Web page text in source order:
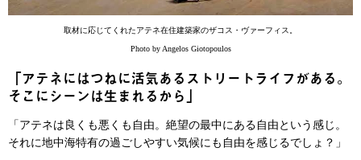
取材に応じてくれたアテネ在住建築家のザコス・ヴァーフィス。
Photo by Angelos Giotopoulos
「アテネにはつねに活気あるストリートライフがある。
そこにシーンは生まれるから」
「アテネは良くも悪くも自由。絶望の最中にある自由という感じ。
それに地中海特有の過ごしやすい気候にも自由を感じるでしょ？」